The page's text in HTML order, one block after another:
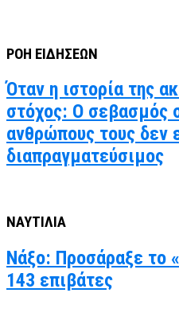
ΡΟΗ ΕΙΔΗΣΕΩΝ
Όταν η ιστορία της
στόχος: Ο σεβασμός
ανθρώπους τους δεν
διαπραγματεύσιμος
ΝΑΥΤΙΛΙΑ
Νάξο: Προσάραξε το
143 επιβάτες